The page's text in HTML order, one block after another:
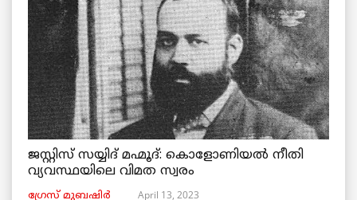
ജസ്റ്റിസ് സയ്യിദ് മഹ്മൂദ്: കൊളോണിയൽ നീതി
വ്യവസ്ഥയിലെ വിമത സ്വരം
ഗ്രേസ് മുബഷിർ April 13, 2023